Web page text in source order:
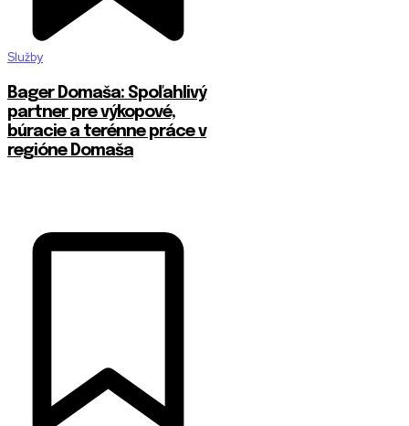
Služby
Bager Domaša: Spoľahlivý
partner pre výkopové,
búracie a terénne práce v
regióne Domaša